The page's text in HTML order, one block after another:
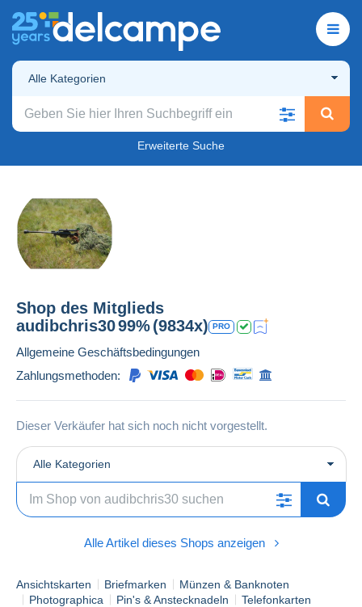
Alle Kategorien
Erweiterte Suche
Shop des Mitglieds
audibchris3099%(9834x) PRO
Allgemeine Geschäftsbedingungen
Zahlungsmethoden:
Dieser Verkäufer hat sich noch nicht vorgestellt.
Alle Kategorien
Alle Artikel dieses Shops anzeigen
Ansichtskarten Briefmarken
Münzen & Banknoten
Photographica
Pin's & Anstecknadeln
Telefonkarten